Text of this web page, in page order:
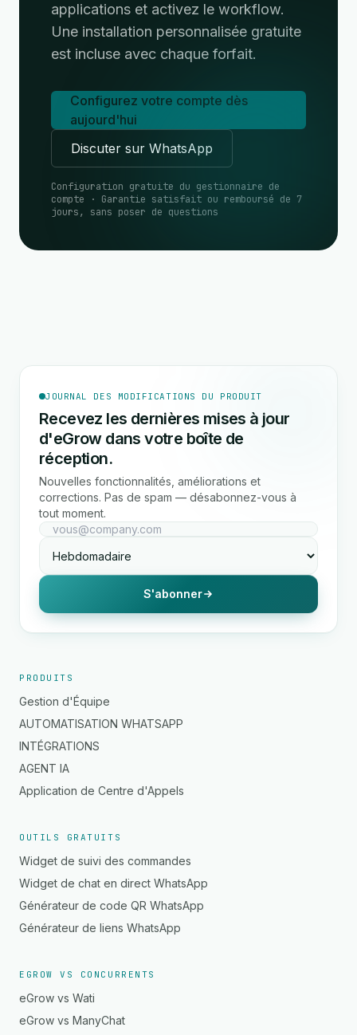
applications et activez le workflow.
Une installation personnalisée gratuite
est incluse avec chaque forfait.
Configurez votre compte dès
aujourd'hui
Discuter sur WhatsApp
Configuration gratuite du gestionnaire de
compte · Garantie satisfait ou remboursé de 7
jours, sans poser de questions
JOURNAL DES MODIFICATIONS DU PRODUIT
Recevez les dernières mises à jour
d'eGrow dans votre boîte de
réception.
Nouvelles fonctionnalités, améliorations et
corrections. Pas de spam — désabonnez-vous à
tout moment.
S'abonner
PRODUITS
Gestion d'Équipe
AUTOMATISATION WHATSAPP
INTÉGRATIONS
AGENT IA
Application de Centre d'Appels
OUTILS GRATUITS
Widget de suivi des commandes
Widget de chat en direct WhatsApp
Générateur de code QR WhatsApp
Générateur de liens WhatsApp
EGROW VS CONCURRENTS
eGrow vs Wati
eGrow vs ManyChat